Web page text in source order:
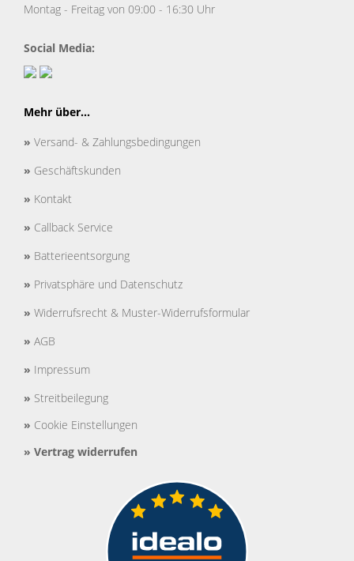
Montag - Freitag von 09:00 - 16:30 Uhr
Social Media:
Mehr über...
» Versand- & Zahlungsbedingungen
» Geschäftskunden
» Kontakt
» Callback Service
» Batterieentsorgung
» Privatsphäre und Datenschutz
» Widerrufsrecht & Muster-Widerrufsformular
» AGB
» Impressum
» Streitbeilegung
» Cookie Einstellungen
» Vertrag widerrufen